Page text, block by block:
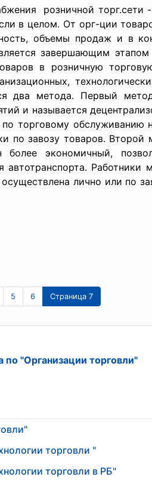
розничной
в целом. От орг-ции
объемы продаж и в
завершающим
в розничную
два метода. Первый
и называется
торговому обслуживанию
по завозу товаров.
экономичный,
автотранспорта.
лично или по
5 6 Страница 7
по "Организации торговли"
торговли "
торговли в РБ"